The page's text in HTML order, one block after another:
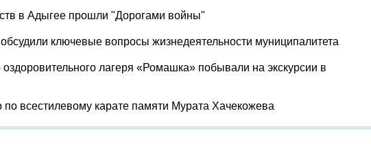
в Адыгее прошли "Дорогами войны"
ключевые вопросы жизнедеятельности муниципалитета
лагеря «Ромашка» побывали на экскурсии в
всестилевому карате памяти Мурата Хачекожева